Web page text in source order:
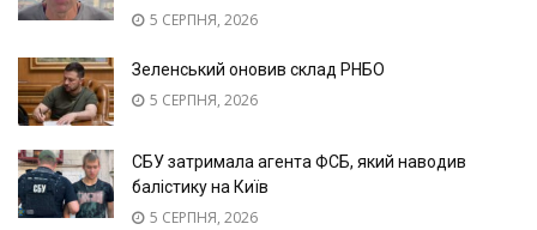
5 СЕРПНЯ, 2026
Зеленський оновив склад РНБО
5 СЕРПНЯ, 2026
СБУ затримала агента ФСБ, який наводив
балістику на Київ
5 СЕРПНЯ, 2026